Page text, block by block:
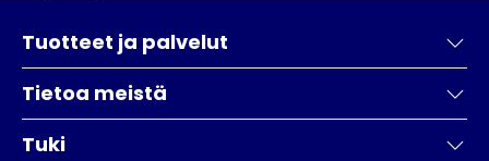
Tuotteet ja palvelut
Tietoa meistä
Tuki